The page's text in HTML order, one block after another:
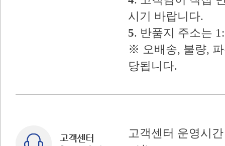
시기 바랍니다.
5. 반품지 주소는
※ 오배송, 불량,
당됩니다.
고객센터 운영시